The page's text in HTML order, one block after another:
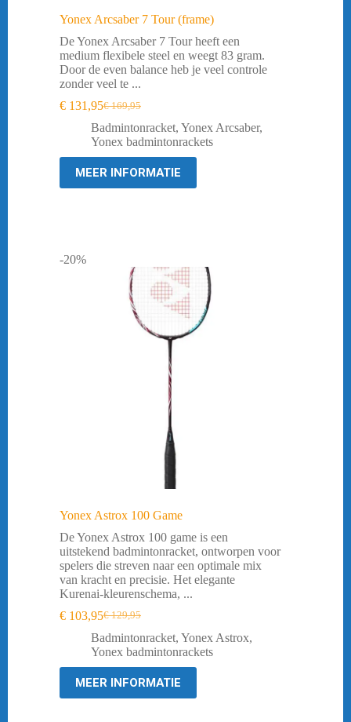
Yonex Arcsaber 7 Tour (frame)
De Yonex Arcsaber 7 Tour heeft een
medium flexibele steel en weegt 83 gram.
Door de even balance heb je veel controle
zonder veel te ...
€169,95
Oorspronkelijke
prijs
was:
€ 169,95.
€ 131,95Huidige
prijs
is:
€ 131,95.
Badmintonracket, Yonex Arcsaber,
Yonex badmintonrackets
MEER INFORMATIE
-20%
Yonex Astrox 100 Game
De Yonex Astrox 100 game is een
uitstekend badmintonracket, ontworpen voor
spelers die streven naar een optimale mix
van kracht en precisie. Het elegante
Kurenai-kleurenschema, ...
€129,95
Oorspronkelijke
prijs
was:
€ 103,95Huidige
prijs
is:
Badmintonracket, Yonex Astrox,
Yonex badmintonrackets
MEER INFORMATIE